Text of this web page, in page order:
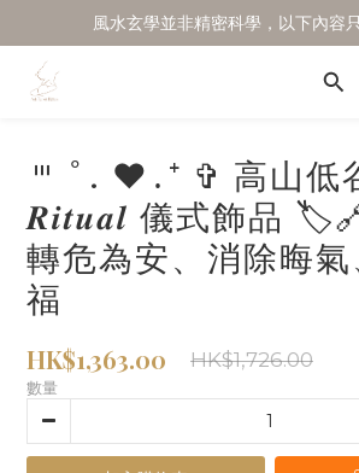
𐄉 ﾟ. ♥․⁺ ✞ 高山
𝑹𝒊𝒕𝒖𝒂𝒍 儀式飾品
轉危為安、消除晦
福
HK$1,363.00 HK$1,726.00
數量
風水玄學並非精密科學，以下內容只